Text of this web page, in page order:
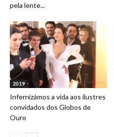
pela lente...
2019
Infernizámos a vida aos ilustres
convidados dos Globos de
Ouro